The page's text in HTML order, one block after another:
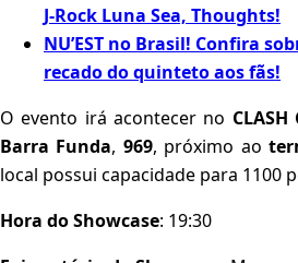
J-Rock Luna Sea, Thoughts!
NU’EST no Brasil! Confira
recado do quinteto aos fãs!
O evento irá acontecer no CLASH
Barra Funda, 969, próximo ao
local possui capacidade para 1100
Hora do Showcase: 19:30